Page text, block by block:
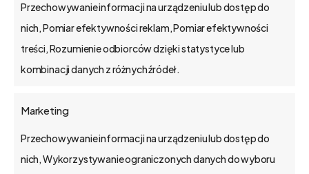
Przechowywanie informacji na urządzeniu lub dostęp do
nich, Pomiar efektywności reklam, Pomiar efektywności
treści, Rozumienie odbiorców dzięki statystyce lub
kombinacji danych z różnych źródeł.
Marketing
Przechowywanie informacji na urządzeniu lub dostęp do
nich, Wykorzystywanie ograniczonych danych do wyboru
Czy Twoja firma dystrybucyjna wciąż gubi
leady w gąszczu maili i Exceli? Gotowe
bs4 business solutions sp. z o.o.